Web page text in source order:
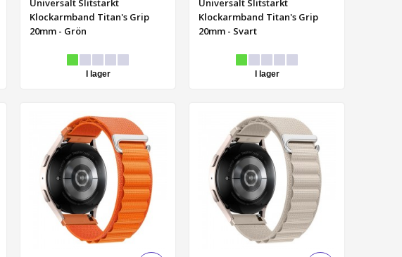
Universalt Slitstarkt
Klockarmband Titan's Grip
20mm - Grön
I lager
Universalt Slitstarkt
Klockarmband Titan's Grip
20mm - Svart
I lager